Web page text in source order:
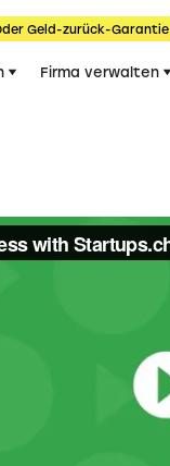
Geld-zurück-Garantie​
Firma verwalten